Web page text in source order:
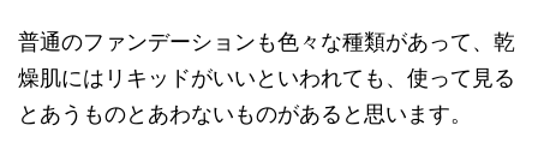
普通のファンデーションも色々な種類があって、乾
燥肌にはリキッドがいいといわれても、使って見る
とあうものとあわないものがあると思います。